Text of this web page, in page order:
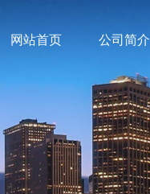
网站首页 公司简介